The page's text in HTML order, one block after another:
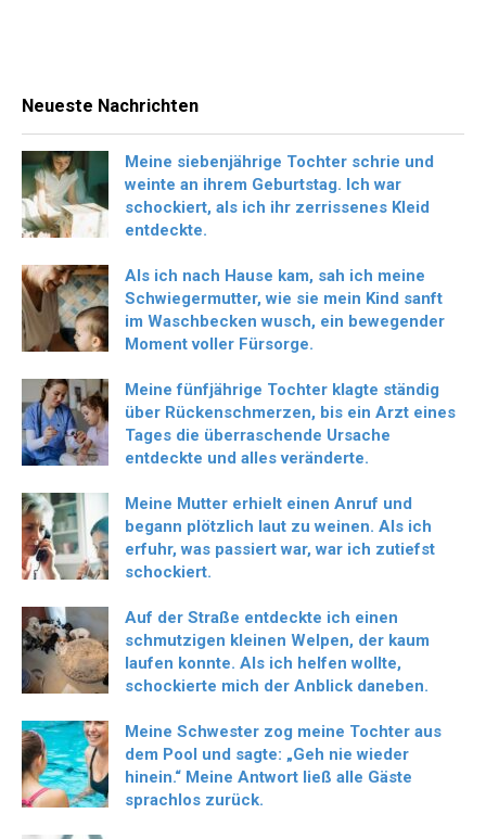
Neueste Nachrichten
Meine siebenjährige Tochter schrie und
weinte an ihrem Geburtstag. Ich war
schockiert, als ich ihr zerrissenes Kleid
entdeckte.
Als ich nach Hause kam, sah ich meine
Schwiegermutter, wie sie mein Kind sanft
im Waschbecken wusch, ein bewegender
Moment voller Fürsorge.
Meine fünfjährige Tochter klagte ständig
über Rückenschmerzen, bis ein Arzt eines
Tages die überraschende Ursache
entdeckte und alles veränderte.
Meine Mutter erhielt einen Anruf und
begann plötzlich laut zu weinen. Als ich
erfuhr, was passiert war, war ich zutiefst
schockiert.
Auf der Straße entdeckte ich einen
schmutzigen kleinen Welpen, der kaum
laufen konnte. Als ich helfen wollte,
schockierte mich der Anblick daneben.
Meine Schwester zog meine Tochter aus
dem Pool und sagte: „Geh nie wieder
hinein.“ Meine Antwort ließ alle Gäste
sprachlos zurück.